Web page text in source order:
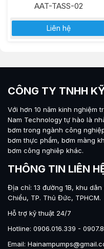
AAT-TASS-02
Liên hệ
CÔNG TY TNHH
Với hơn 10 năm kinh nghiệm
Nam Technologytự hào là
bơm trong ngành công
bơm thực phẩm, bơm màng
bơm công nghiêp khác.
THÔNG TIN LIÊN
Địa chỉ: 13 đường 1B, khu
Chiểu, TP. Thủ Đức, TPHCM.
Hỗ trợ kỹ thuật 24/7
Hotline: 0906.016.339 -
Email: